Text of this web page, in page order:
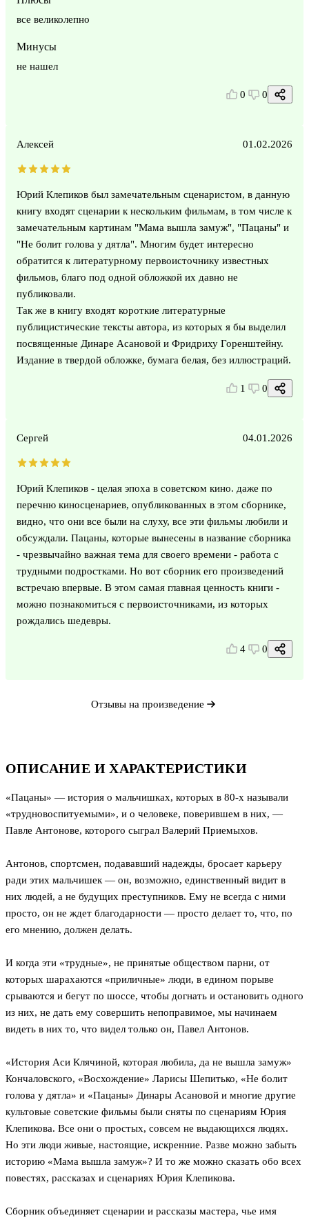
ОПИСАНИЕ И ХАРАКТЕРИСТИКИ
«Пацаны» — история о мальчишках, которых в 80-х называли
«трудновоспитуемыми», и о человеке, поверившем в них, —
Павле Антонове, которого сыграл Валерий Приемыхов.
Антонов, спортсмен, подававший надежды, бросает карьеру
ради этих мальчишек — он, возможно, единственный видит в
них людей, а не будущих преступников. Ему не всегда с ними
просто, он не ждет благодарности — просто делает то, что, по
его мнению, должен делать.
И когда эти «трудные», не принятые обществом парни, от
которых шарахаются «приличные» люди, в едином порыве
срываются и бегут по шоссе, чтобы догнать и остановить одного
из них, не дать ему совершить непоправимое, мы начинаем
видеть в них то, что видел только он, Павел Антонов.
«История Аси Клячиной, которая любила, да не вышла замуж»
Кончаловского, «Восхождение» Ларисы Шепитько, «Не болит
голова у дятла» и «Пацаны» Динары Асановой и многие другие
культовые советские фильмы были сняты по сценариям Юрия
Клепикова. Все они о простых, совсем не выдающихся людях.
Но эти люди живые, настоящие, искренние. Разве можно забыть
историю «Мама вышла замуж»? И то же можно сказать обо всех
повестях, рассказах и сценариях Юрия Клепикова.
Сборник объединяет сценарии и рассказы мастера, чье имя
все великолепно
Минусы
не нашел
0 0
Алексей 01.02.2026
Юрий Клепиков был замечательным сценаристом, в данную
книгу входят сценарии к нескольким фильмам, в том числе к
замечательным картинам "Мама вышла замуж", "Пацаны" и
"Не болит голова у дятла". Многим будет интересно
обратится к литературному первоисточнику известных
фильмов, благо под одной обложкой их давно не
публиковали.
Так же в книгу входят короткие литературные
публицистические тексты автора, из которых я бы выделил
посвященные Динаре Асановой и Фридриху Горенштейну.
Издание в твердой обложке, бумага белая, без иллюстраций.
1 0
Сергей 04.01.2026
Юрий Клепиков - целая эпоха в советском кино. даже по
перечню киносценариев, опубликованных в этом сборнике,
видно, что они все были на слуху, все эти фильмы любили и
обсуждали. Пацаны, которые вынесены в название сборника
- чрезвычайно важная тема для своего времени - работа с
трудными подростками. Но вот сборник его произведений
встречаю впервые. В этом самая главная ценность книги -
можно познакомиться с первоисточниками, из которых
рождались шедевры.
4 0
Отзывы на произведение